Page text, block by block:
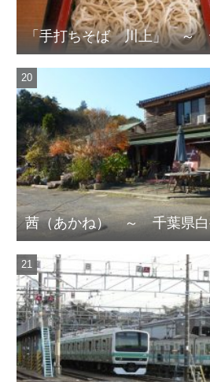
「手打ちそば 川上」 ～
茜（あかね） ～ 千葉県白